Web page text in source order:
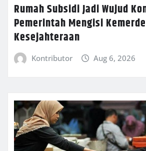
Rumah Subsidi Jadi Wujud
Pemerintah Mengisi
Kesejahteraan
Kontributor Aug 6, 2026